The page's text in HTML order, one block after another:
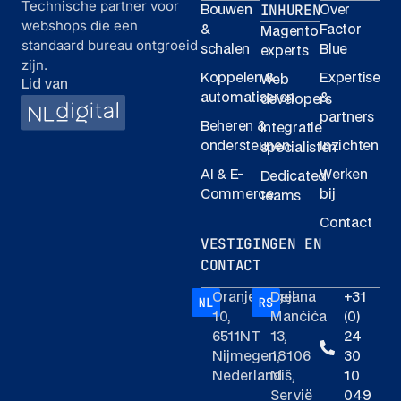
Technische partner voor
webshops die een
standaard bureau ontgroeid
zijn.
Lid van
Bouwen
&
schalen
Koppelen &
automatiseren
Beheren &
ondersteunen
AI & E-
Commerce
INHUREN
Magento
experts
Web
developers
Integratie
specialisten
Dedicated
teams
Over
Factor
Blue
Expertise
&
partners
Inzichten
Werken
bij
Contact
VESTIGINGEN EN
CONTACT
Oranjesingel
10,
6511NT
Nijmegen,
Nederland
Dejana
Mančića
13,
18106
Niš,
Servië
+31
(0)
24
30
10
049